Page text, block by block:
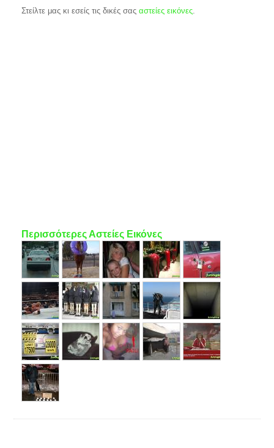
Στείλτε μας κι εσείς τις δικές σαςαστείες εικόνες.
Περισσότερες Αστείες Εικόνες